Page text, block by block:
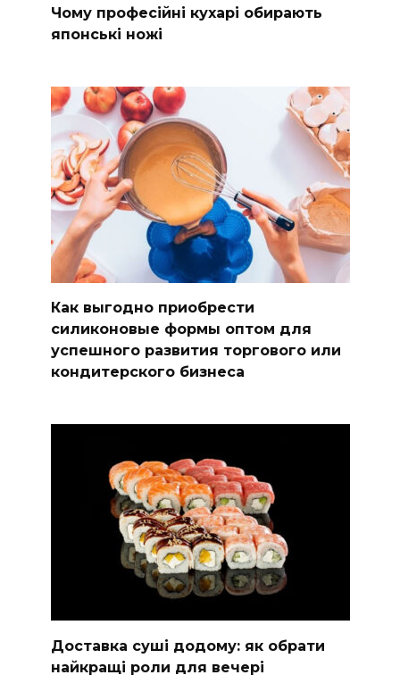
Чому професійні кухарі обирають
японські ножі
Как выгодно приобрести
силиконовые формы оптом для
успешного развития торгового или
кондитерского бизнеса
Доставка суші додому: як обрати
найкращі роли для вечері